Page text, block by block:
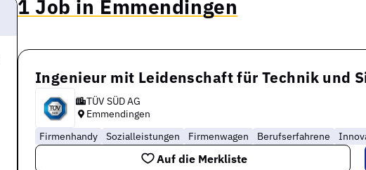
1 Job in Emmendingen
Ingenieur mit Leidenschaft für Technik und
TÜV SÜD AG
Emmendingen
Firmenhandy
Sozialleistungen Firmenwagen Berufserfahrene
Auf die Merkliste